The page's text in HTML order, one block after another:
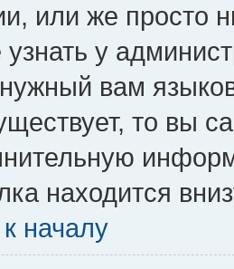
или же просто
узнать у
вам
то вы
находится
началу